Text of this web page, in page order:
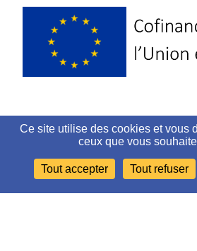
Logo
Europe
PLAN DU
MENTIONS LÉGALES
Ce site utilise des cookies et vous
ceux que vous
Tout accepter Tout refuser